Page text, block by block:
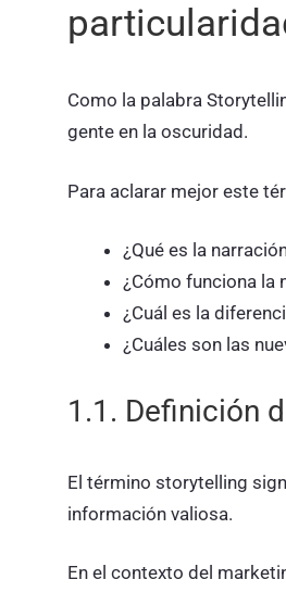
Como la palabra
gente en la oscuridad.
Para aclarar mejor este
¿Qué es la
¿Cómo funciona la
¿Cuál es la
¿Cuáles son las
1.1. Definición
El término storytelling
información valiosa.
En el contexto del